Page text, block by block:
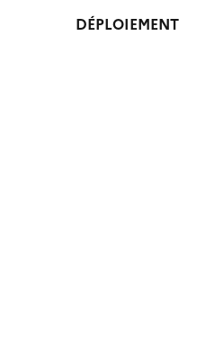
DÉPLOIEMENT